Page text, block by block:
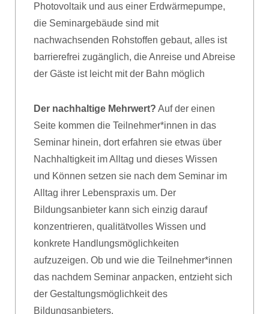
Photovoltaik und aus einer Erdwärmepumpe,
die Seminargebäude sind mit
nachwachsenden Rohstoffen gebaut, alles ist
barrierefrei zugänglich, die Anreise und Abreise
der Gäste ist leicht mit der Bahn möglich
Der nachhaltige Mehrwert? Auf der einen
Seite kommen die Teilnehmer*innen in das
Seminar hinein, dort erfahren sie etwas über
Nachhaltigkeit im Alltag und dieses Wissen
und Können setzen sie nach dem Seminar im
Alltag ihrer Lebenspraxis um. Der
Bildungsanbieter kann sich einzig darauf
konzentrieren, qualitätvolles Wissen und
konkrete Handlungsmöglichkeiten
aufzuzeigen. Ob und wie die Teilnehmer*innen
das nachdem Seminar anpacken, entzieht sich
der Gestaltungsmöglichkeit des
Bildungsanbieters.